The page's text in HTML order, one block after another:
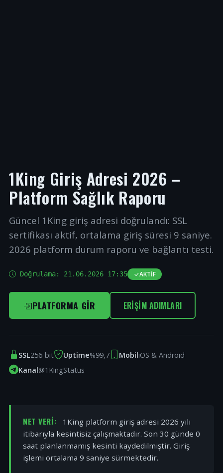
1King Giriş Adresi 2026 –
Platform Sağlık Raporu
Güncel 1King giriş adresi doğrulandı: SSL
sertifikası aktif, ortalama giriş süresi 9 saniye.
2026 platform durum raporu ve bağlantı testi.
Doğrulama: 21.06.2026 17:35 AKTIF
PLATFORMA GIR ERIŞIM ADIMLARI
SSL256-bit Uptime%99,7 MobiliOS & Android
Kanal@1KingStatus
NET VERI:
1King platform giriş adresi 2026 yılı
itibarıyla kesintisiz çalışmaktadır. Son 30 günde 0
saat planlanmamış kesinti kaydedilmiştir. Giriş
işlemi ortalama 9 saniye sürmektedir.